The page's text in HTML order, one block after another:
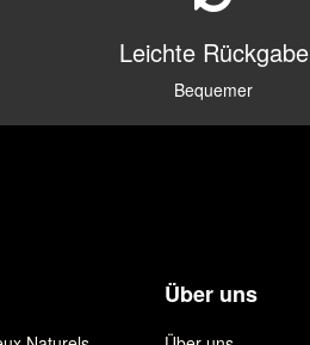
Leichte Rückgabe
Bequemer
Über uns